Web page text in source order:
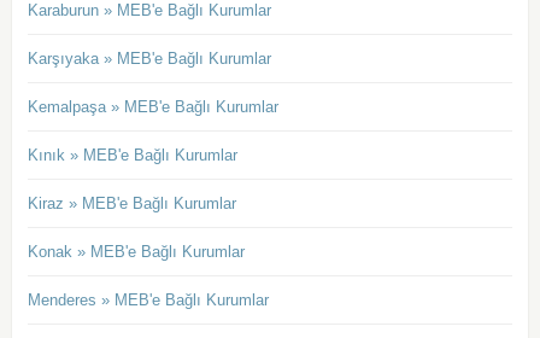
Karaburun » MEB'e Bağlı Kurumlar
Karşıyaka » MEB'e Bağlı Kurumlar
Kemalpaşa » MEB'e Bağlı Kurumlar
Kınık » MEB'e Bağlı Kurumlar
Kiraz » MEB'e Bağlı Kurumlar
Konak » MEB'e Bağlı Kurumlar
Menderes » MEB'e Bağlı Kurumlar